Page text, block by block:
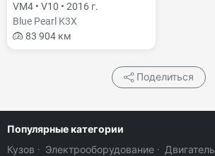
VM4 • V10 • 2016 г.
Blue Pearl K3X
83 904 км
Поделиться
Популярные категории
Кузов · Электрооборудование · Двигатель